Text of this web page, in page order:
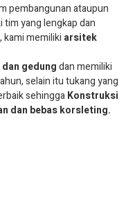
pembangunan ataupun
tim yang lengkap dan
kami memiliki arsitek
gedungdan memiliki
selain itu tukang yang
sehinggaKonstruksi
dan bebas korsleting.